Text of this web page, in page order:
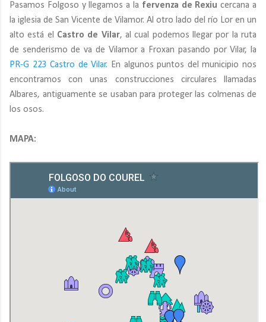
Pasamos Folgoso y llegamos a la fervenza de Rexiu cercana a
la iglesia de San Vicente de Vilamor. Al otro lado del río Lor en un
alto está el Castro de Vilar, al cual podemos llegar por la ruta
de senderismo de va de Vilamor a Froxan pasando por Vilar, la
PR-G 223 Castro de Vilar. En algunos puntos del municipio nos
encontramos con unas construcciones circulares llamadas
Albares, antiguamente se usaban para proteger las colmenas de
los osos.
MAPA: